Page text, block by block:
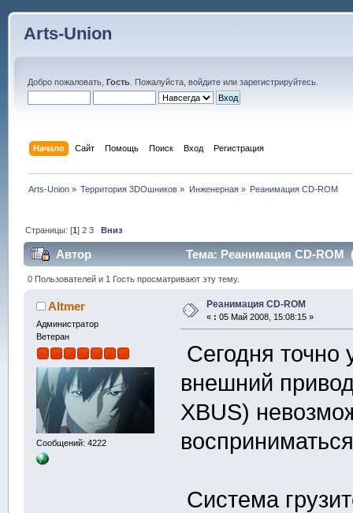
Arts-Union
Добро пожаловать, Гость. Пожалуйста, войдитеили зарегистрируйтесь.
Начало Сайт Помощь Поиск Вход Регистрация
Arts-Union » Территория 3DOшников » Инженерная» Реанимация CD-ROM
Страницы: [1]2 3 Вниз
Автор Тема: Реанимация CD-ROM
0 Пользователей и 1 Гость просматривают эту тему.
Altmer
Администратор
Ветеран
Сообщений: 4222
Реанимация CD-ROM
« : 05 Май 2008, 15:08:15 »
Сегодня точно
внешний
XBUS)
Система